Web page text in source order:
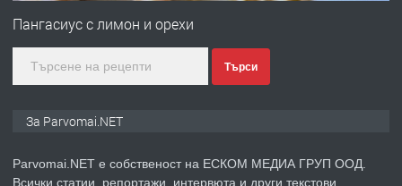
Пангасиус с лимон и орехи
Търси
За Parvomai.NET
Parvomai.NET е собственост на ЕСКОМ МЕДИА ГРУП ООД.
Всички статии, репортажи, интервюта и други текстови,